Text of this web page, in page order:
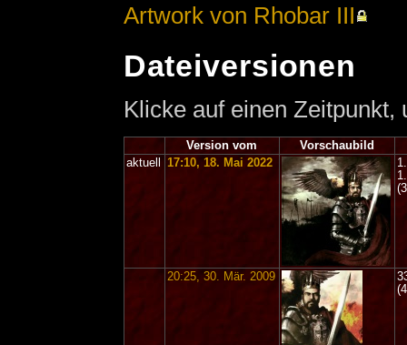
Artwork von Rhobar III
Dateiversionen
Klicke auf einen
Version vom
Vorschaubild
aktuell
17:10, 18. Mai 2022
20:25, 30. Mär. 2009